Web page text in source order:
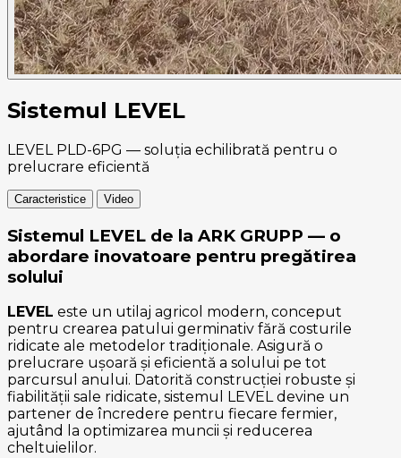
Sistemul LEVEL
LEVEL PLD-6PG — soluția echilibrată pentru o
prelucrare eficientă
Caracteristice Video
Sistemul LEVEL de la ARK GRUPP — o
abordare inovatoare pentru pregătirea
solului
LEVEL este un utilaj agricol modern, conceput
pentru crearea patului germinativ fără costurile
ridicate ale metodelor tradiționale. Asigură o
prelucrare ușoară și eficientă a solului pe tot
parcursul anului. Datorită construcției robuste și
fiabilității sale ridicate, sistemul LEVEL devine un
partener de încredere pentru fiecare fermier,
ajutând la optimizarea muncii și reducerea
cheltuielilor.